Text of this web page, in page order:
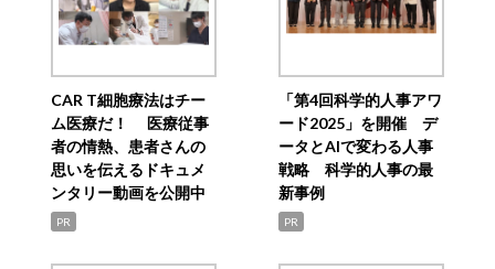
CAR T細胞療法はチー
ム医療だ！ 医療従事
者の情熱、患者さんの
思いを伝えるドキュメ
ンタリー動画を公開中
PR
「第4回科学的人事アワ
ード2025」を開催 デ
ータとAIで変わる人事
戦略 科学的人事の最
新事例
PR